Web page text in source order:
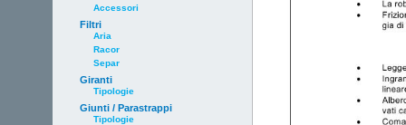
Accessori
Filtri
Aria
Racor
Separ
Giranti
Tipologie
Giunti / Parastrappi
Tipologie